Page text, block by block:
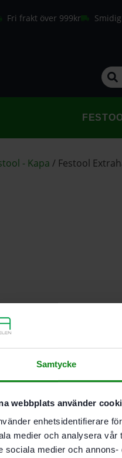
Samtycke
webbplats använder
enhetsidentifierare
medier och analysera vår
sociala medier och
Fri frakt över 999kr
- Kapa / Festool